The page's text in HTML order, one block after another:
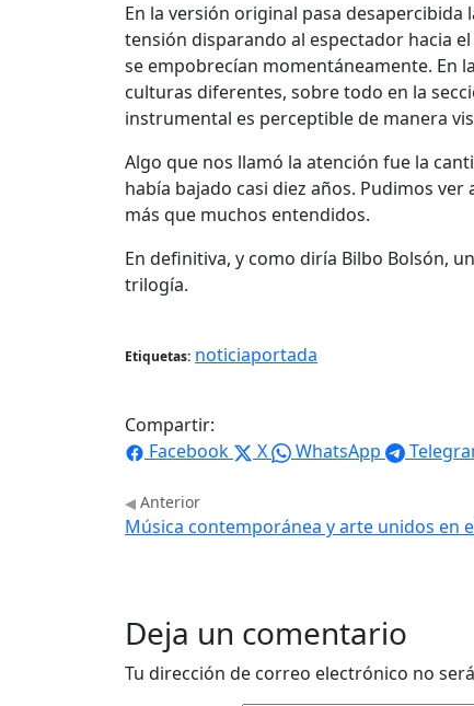
En la versión original pasa
tensión disparando al espectador hacia
se empobrecían momentáneamente. En
culturas diferentes, sobre todo en la
instrumental es perceptible de manera
Algo que nos llamó la atención fue la
había bajado casi diez años. Pudimos
más que muchos entendidos.
En definitiva, y como diría Bilbo Bolsón,
trilogía.
Etiquetas: noticiaportada
Compartir:
Facebook
X WhatsApp
Anterior
Música contemporánea y arte unidos en
Deja un comentario
Tu dirección de correo electrónico no